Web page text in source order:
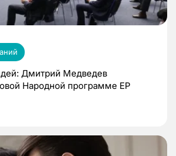
Дмитрий Медведев
Народной программе ЕР